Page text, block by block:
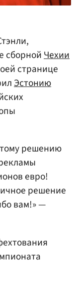
сборнойЧехии
странице
Эстонию
решению
евро!
решение
вам!» —